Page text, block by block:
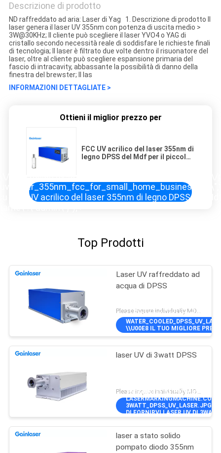
Descrizione di prodotto
ND raffreddato ad aria: Laser di Yag 1. Descrizione di prodotto Il
laser genera il laser UV 355nm con potenza di uscita medio >
3W@30KHz; Il cliente può scegliere il laser YVO4 o YAG di
cristallo secondo necessità reale di soddisfare le richieste finali
di tecnologia; Il laser è filtrato due volte dentro il risuonatore del
laser, oltre al cliente può scegliere espansione primaria del
fascio di intracavity, abbassante la possibilità di danno della
finestra del brewster; Il las
INFORMAZIONI DETTAGLIATE >
Ottieni il miglior prezzo per
FCC UV acrilico del laser 355nm di
legno DPSS del Mdf per il piccolo
FCC UV acrilico del laser 355nm di legno DPSS del
Top Prodotti
Laser UV raffreddato ad
acqua di DPSS
Please inquire individually MOQ:1
5W@40KHZ\"]],\"PICURL\":\"\\/
\\U00E8 IL TUO MIGLIORE
RAFFREDDATO AD ACQUA DI
laser UV di 3watt DPSS
3W@30KHZ\"]],\"PICURL\":\"\\/
DI FORNIRVI LASER UV DI
laser a stato solido
pompato diodo 355nm